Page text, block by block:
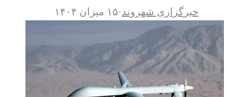
خبرگزاری شهروند·۱۵ میزان ۱۴۰۴